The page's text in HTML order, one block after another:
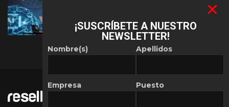
Mercado de IA agéntica tiene un valor de
REDACCIÓN LATAM 8 AGOSTO, 2025
¡SUSCRÍBETE A NUESTRO
NEWSLETTER!
Nombre(s)
Empresa
Apellidos
Puesto